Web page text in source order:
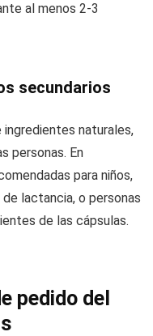
al menos 2-3
secundarios
ingredientes naturales,
personas. En
para niños,
lactancia, o personas
de las cápsulas.
pedido del